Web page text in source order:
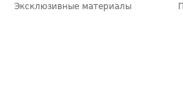
Эксклюзивные материалы